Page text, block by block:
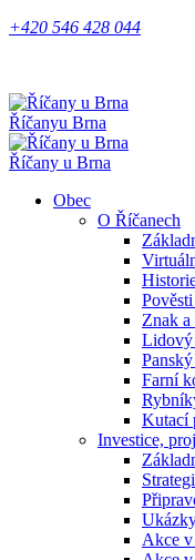
+420 546 428 044
Říčanyu Brna
Říčany u Brna
Obec
O Říčanech
Znak
Lidový
Farní
Kutací
Investice,
Akce v